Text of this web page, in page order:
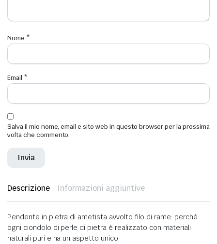
Nome *
Email *
Salva il mio nome, email e sito web in questo browser per la prossima
volta che commento.
Descrizione Informazioni aggiuntive
Pendente in pietra di ametista avvolto filo di rame: perché
ogni ciondolo di perle di pietra è realizzato con materiali
naturali puri e ha un aspetto unico.